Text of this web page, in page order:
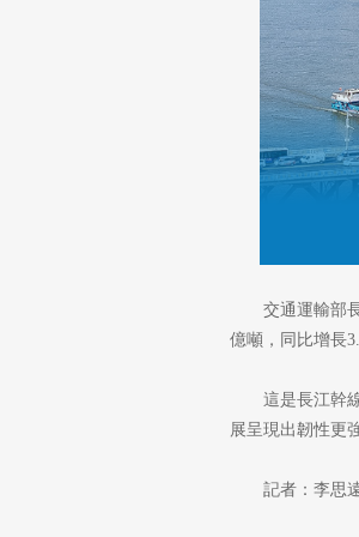
交通運輸部
億噸，同比增長
這是長江幹
展呈現出韌性更
記者：李思